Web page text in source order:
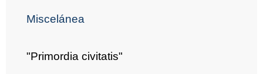
Miscelánea
"Primordia civitatis"